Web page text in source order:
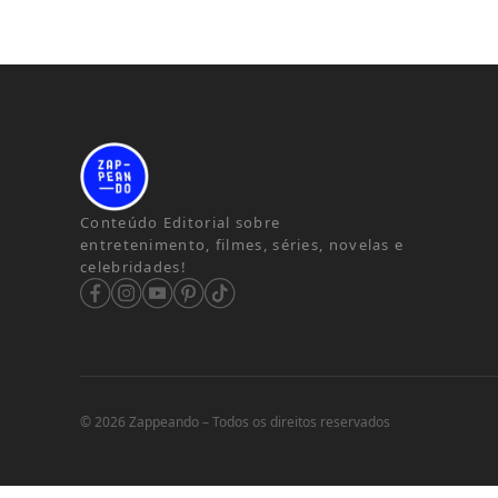
Conteúdo Editorial sobre
entretenimento, filmes, séries, novelas e
celebridades!
© 2026 Zappeando – Todos os direitos reservados